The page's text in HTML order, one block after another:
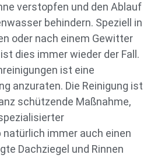
verstopfen und den Ablauf
behindern. Speziell in
oder nach einem Gewitter
dies immer wieder der Fall.
ist eine
anzuraten. Die Reinigung ist
schützende Maßnahme,
immer auch einen
Dachziegel und Rinnen